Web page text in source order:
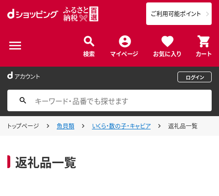
検索 マイページ お気に入り カート
ご利用可能ポイント
アカウント ログイン
トップページ 魚貝類 いくら・数の子・キャビア 返礼品一覧
返礼品一覧